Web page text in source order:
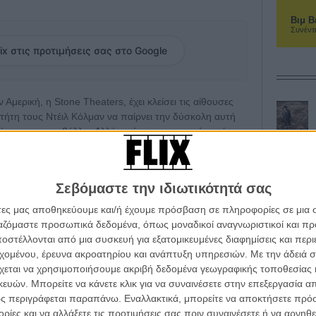
Σεβόμαστε την ιδιωτικότητά σας
μας αποθηκεύουμε και/ή έχουμε πρόσβαση σε πληροφορίες σε
προσωπικά δεδομένα, όπως μοναδικοί αναγνωριστικοί και
από μια συσκευή για εξατομικευμένες διαφημίσεις και
έρευνα ακροατηρίου και ανάπτυξη υπηρεσιών. Με την άδειά
να χρησιμοποιήσουμε ακριβή δεδομένα γεωγραφικής τοποθεσίας
Μπορείτε να κάνετε κλικ για να συναινέσετε στην επεξεργασία
περιγράφεται παραπάνω. Εναλλακτικά, μπορείτε να αποκτήσετε
και να αλλάξετε τις προτιμήσεις σας πριν συναινέσετε ή να
στις προτιμήσεις σας στο Google
η Stone Theaters, έχει κλείσει τις αίθουσες
τους Ντέιλ Κόλμαν να παίρνει την δύσκολη αυτή
για να προβάλλει. Αλλά πρόσφατα μια από αυτές
Καρολίνα ανοίγει και πάλι για πρώτη φορά από
τελευταίο blockbuster αλλά για να γίνει κέντρο
των εισιτηρίων πλέον έχουν μετατραπεί σε
τα απαραίτητα έγγραφα πριν
12 σταθμοί εμβολιασμού. Μετά τη λήψη του
για να περιμένει και να βεβαιωθεί ότι δεν
αισιόδοξος: «Οχι απλώς δεν πέθανε το
όριά του!»
Βιμ